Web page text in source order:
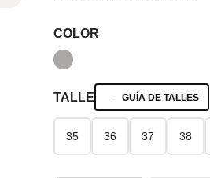
COLOR
TALLE GUÍA DE TALLES
35
35 36
36 37
37 38
38